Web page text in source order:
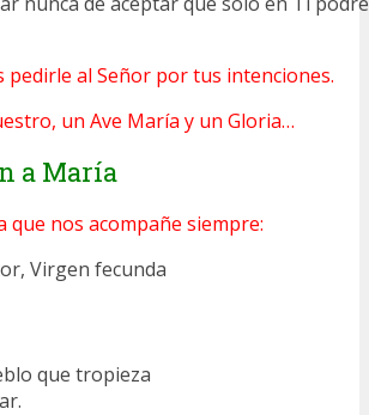
pedirle al Señor por tus intenciones.
un Ave María y un Gloria…
a María
que nos acompañe siempre:
Virgen fecunda
que tropieza